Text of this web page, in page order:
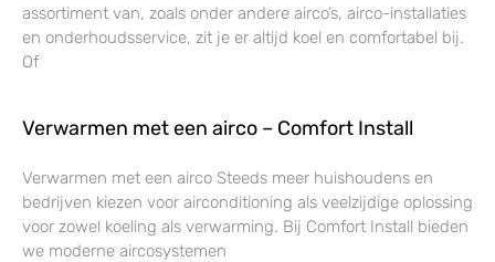
assortiment van, zoals onder andere airco’s, airco-installaties
en onderhoudsservice, zit je er altijd koel en comfortabel bij.
Of
Verwarmen met een airco – Comfort Install
Verwarmen met een airco Steeds meer huishoudens en
bedrijven kiezen voor airconditioning als veelzijdige oplossing
voor zowel koeling als verwarming. Bij Comfort Install bieden
we moderne aircosystemen